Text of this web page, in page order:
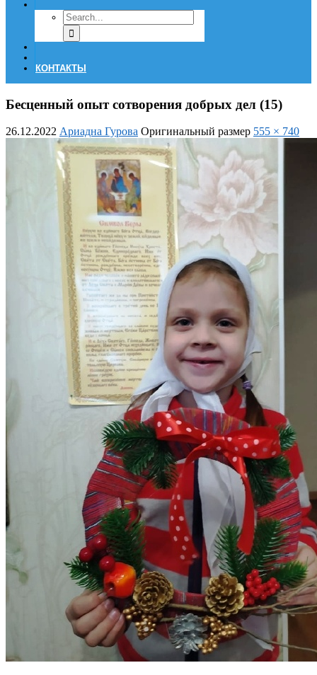
КОНТАКТЫ
Бесценный опыт сотворения добрых дел (15)
26.12.2022 Ариадна Гурова Оригинальный размер 555 × 740